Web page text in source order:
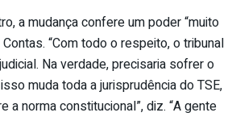
a mudança confere um poder “muito
“Com todo o respeito, o tribunal
Na verdade, precisaria sofrer o
muda toda a jurisprudência do TSE,
a norma constitucional”, diz. “A gente